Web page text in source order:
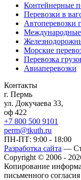
Контейнерные
Перевозки в
Автоперевозки
Международные
Морские
Перевозка
Авиаперевозки
Контакты
г. Пермь
ул. Докучаева 33,
оф 422
+7 800 500 9101
perm@tkuth.ru
ПН-ПТ: 9:00 - 18:00
Разработка сайта —
Copyright © 2006 -
Копирование
письменного